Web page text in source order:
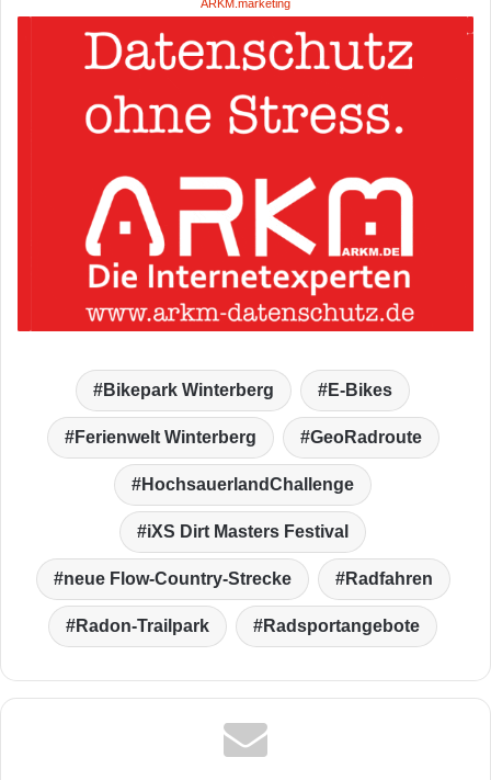
ARKM.marketing
Bikepark Winterberg E-Bikes
Ferienwelt Winterberg GeoRadroute
HochsauerlandChallenge
iXS Dirt Masters Festival
neue Flow-Country-Strecke Radfahren
Radon-Trailpark Radsportangebote